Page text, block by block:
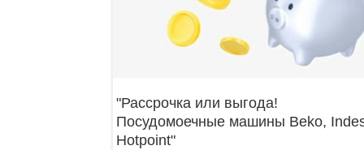
"Рассрочка или выгода!
Посудомоечные машины Beko,
Hotpoint"